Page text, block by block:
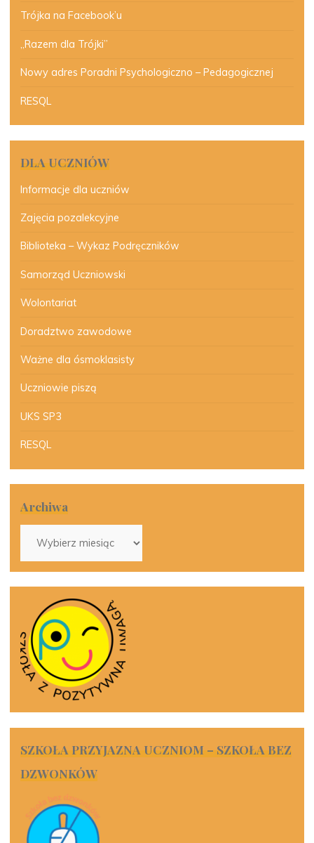
Trójka na Facebook’u
„Razem dla Trójki”
Nowy adres Poradni Psychologiczno – Pedagogicznej
RESQL
DLA UCZNIÓW
Informacje dla uczniów
Zajęcia pozalekcyjne
Biblioteka – Wykaz Podręczników
Samorząd Uczniowski
Wolontariat
Doradztwo zawodowe
Ważne dla ósmoklasisty
Uczniowie piszą
UKS SP3
RESQL
Archiwa
SZKOŁA PRZYJAZNA UCZNIOM – SZKOŁA BEZ
DZWONKÓW